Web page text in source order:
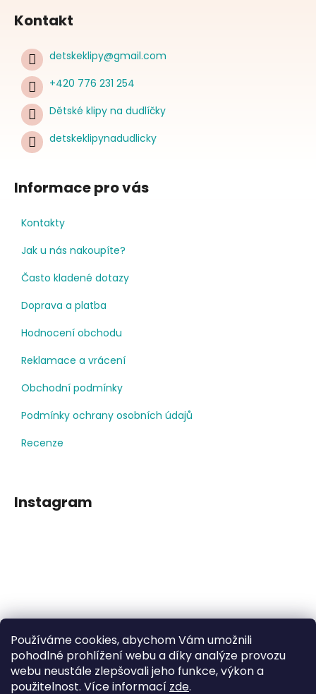
Používáme cookies, abychom Vám umožnili
pohodlné prohlížení webu a díky analýze provozu
webu neustále zlepšovali jeho funkce, výkon a
použitelnost. Více informací zde.
Kontakt
detskeklipy@gmail.com
+420 776 231 254
Dětské klipy na dudlíčky
detskeklipynadudlicky
Informace pro vás
Kontakty
Jak u nás nakoupíte?
Často kladené dotazy
Doprava a platba
Hodnocení obchodu
Reklamace a vrácení
Obchodní podmínky
Podmínky ochrany osobních údajů
Recenze
Instagram
Sledovat na Instagramu